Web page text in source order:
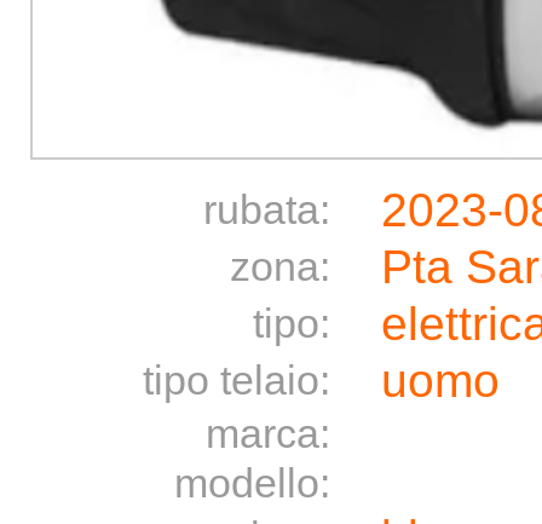
rubata: 2023-
zona: Pta
tipo:
tipo telaio: uomo
marca:
modello: